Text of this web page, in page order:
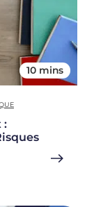
10 mins
: